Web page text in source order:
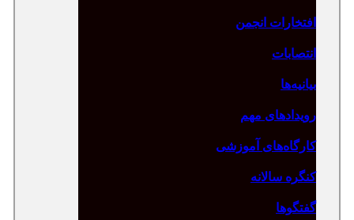
افتخارات انجمن
انتصابات
بیانیه‌ها
رویدادهای مهم
کارگاه‌های آموزشی
کنگره سالانه
گفتگوها